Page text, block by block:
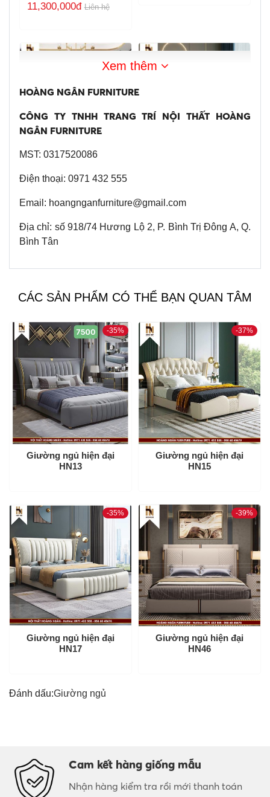
11,300,000đ Liên hệ
HN06
Giường ngủ hiện đại
HN04
Giường ngủ hiện đại
-39%
Giường ngủ hiện đại
Giường ngủ hiện đại
HN44
Xem thêm
HOÀNG NGÂN FURNITURE
CÔNG TY TNHH TRANG TRÍ NỘI THẤT HOÀNG
NGÂN FURNITURE
MST: 0317520086
Điện thoại: 0971 432 555
Email: hoangnganfurniture@gmail.com
Địa chỉ: số 918/74 Hương Lộ 2, P. Bình Trị Đông A, Q.
Bình Tân
CÁC SẢN PHẨM CÓ THỂ BẠN QUAN TÂM
-35%
Giường ngủ hiện đại
HN13
-37%
Giường ngủ hiện đại
HN15
-35%
Giường ngủ hiện đại
HN17
-39%
Giường ngủ hiện đại
HN46
Đánh dấu:Giường ngủ
Cam kết hàng giống mẫu
Nhận hàng kiểm tra rồi mới thanh toán